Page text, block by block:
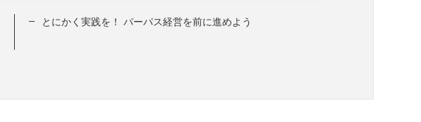
とにかく実践を！ パーパス経営を前に進めよう